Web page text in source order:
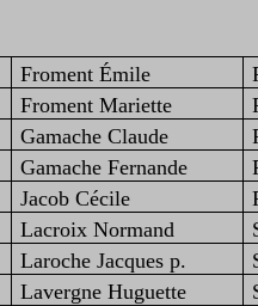
Froment Émile
Froment Mariette
Gamache Claude
Gamache Fernande
Jacob Cécile
Lacroix Normand
Laroche Jacques p.
Lavergne Huguette